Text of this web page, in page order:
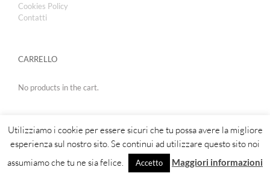
Cookies Policy
Contatti
CARRELLO
No products in the cart.
Copyright 2019 | Royal Cosmetic
Utilizziamo i cookie per essere sicuri che tu possa avere la migliore
esperienza sul nostro sito. Se continui ad utilizzare questo sito noi
assumiamo che tu ne sia felice.
Accetto Maggiori informazioni